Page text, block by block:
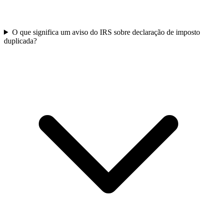
O que significa um aviso do IRS sobre declaração de imposto
duplicada?